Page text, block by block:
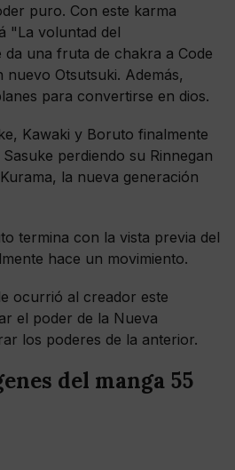
puro. Con este karma
"La voluntad del
da una fruta de chakra a Code
Otsutsuki. Además,
para convertirse en dios.
Kawaki y Boruto finalmente
perdiendo su Rinnegan
la nueva generación
termina con la vista previa del
hace un movimiento.
ocurrió al creador este
el poder de la Nueva
los poderes de la anterior.
del manga 55